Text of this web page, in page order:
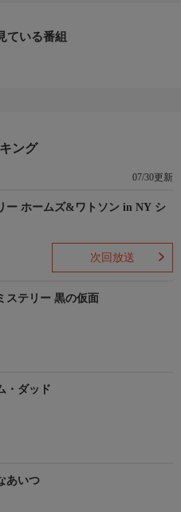
ている番組
ング
07/30更新
ー ホームズ&ワトソン in NY シ
次回放送
ステリー 黒の仮面
・ダッド
あいつ